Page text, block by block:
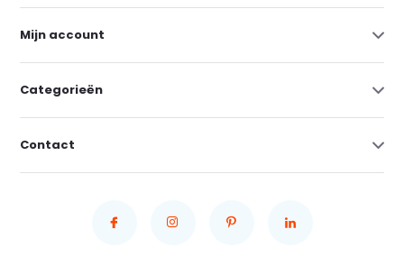
Mijn account
Categorieën
Contact